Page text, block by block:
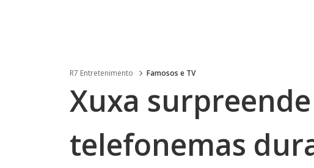
R7 Entretenimento Famosos e TV
Xuxa
telefonemas